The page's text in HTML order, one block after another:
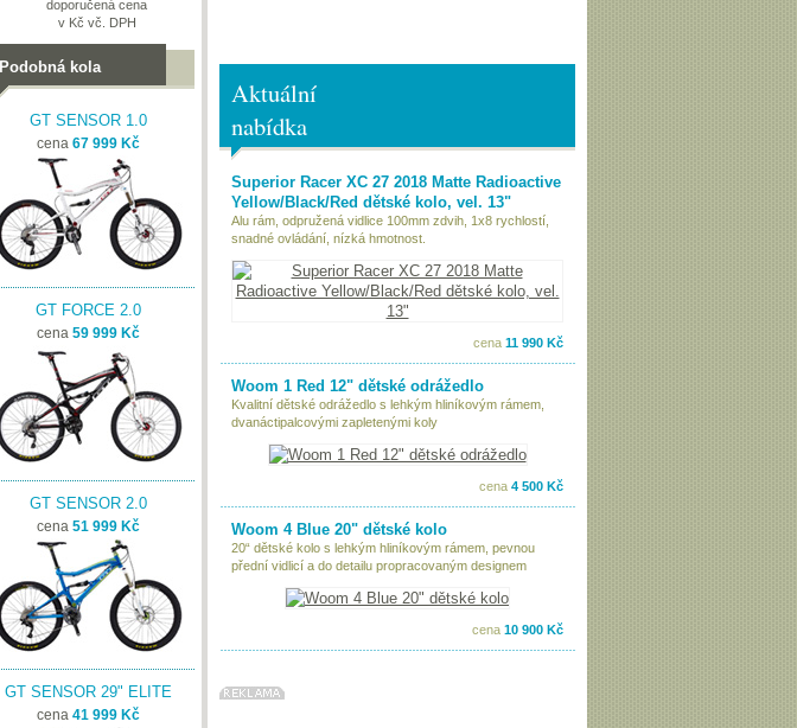
doporučená cena
v Kč vč. DPH
Podobná kola
GT SENSOR 1.0
cena 67 999 Kč
GT FORCE 2.0
cena 59 999 Kč
GT SENSOR 2.0
cena 51 999 Kč
GT SENSOR 29" ELITE
cena 41 999 Kč
Aktuální
nabídka
Superior Racer XC 27 2018 Matte Radioactive
Yellow/Black/Red dětské kolo, vel. 13"
Alu rám, odpružená vidlice 100mm zdvih, 1x8 rychlostí,
snadné ovládání, nízká hmotnost.
cena 11 990 Kč
Woom 1 Red 12" dětské odrážedlo
Kvalitní dětské odrážedlo s lehkým hliníkovým rámem,
dvanáctipalcovými zapletenými koly
cena 4 500 Kč
Woom 4 Blue 20" dětské kolo
20“ dětské kolo s lehkým hliníkovým rámem, pevnou
přední vidlicí a do detailu propracovaným designem
cena 10 900 Kč